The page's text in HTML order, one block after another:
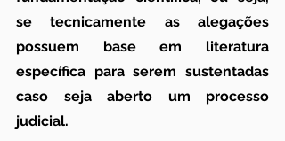
se tecnicamente as alegações
possuem base em literatura
específica para serem sustentadas
caso seja aberto um processo
judicial.